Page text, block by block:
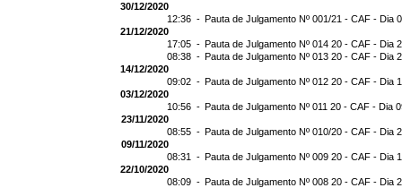
30/12/2020
12:36 - Pauta de Julgamento Nº 001/21 - CAF - Dia
21/12/2020
17:05 - Pauta de Julgamento Nº 014 20 - CAF - Dia
08:38 - Pauta de Julgamento Nº 013 20 - CAF - Dia
14/12/2020
09:02 - Pauta de Julgamento Nº 012 20 - CAF - Dia
03/12/2020
10:56 - Pauta de Julgamento Nº 011 20 - CAF - Dia
23/11/2020
08:55 - Pauta de Julgamento Nº 010/20 - CAF - Dia
09/11/2020
08:31 - Pauta de Julgamento Nº 009 20 - CAF - Dia
22/10/2020
08:09 - Pauta de Julgamento Nº 008 20 - CAF - Dia